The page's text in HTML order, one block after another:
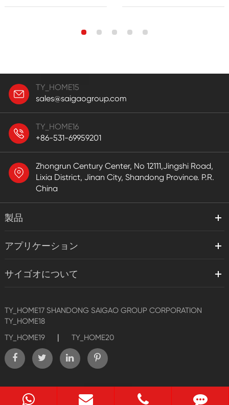
TY_HOME15
sales@saigaogroup.com
TY_HOME16
+86-531-69959201
Zhongrun Century Center, No 12111,Jingshi Road,
Lixia District, Jinan City, Shandong Province. P.R.
China
製品
アプリケーション
サイゴオについて
TY_HOME17 SHANDONG SAIGAO GROUP CORPORATION
TY_HOME18
TY_HOME19
| TY_HOME20